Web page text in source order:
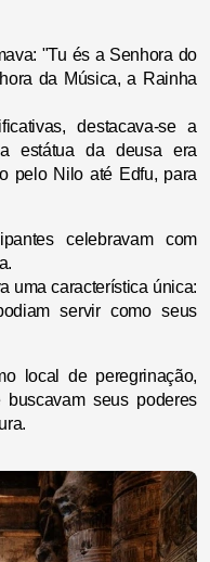
"Tu és a Senhora do
da Música, a Rainha
destacava-se a
estátua da deusa era
pelo Nilo até Edfu, para
celebravam com
uma característica única:
servir como seus
local de peregrinação,
seus poderes